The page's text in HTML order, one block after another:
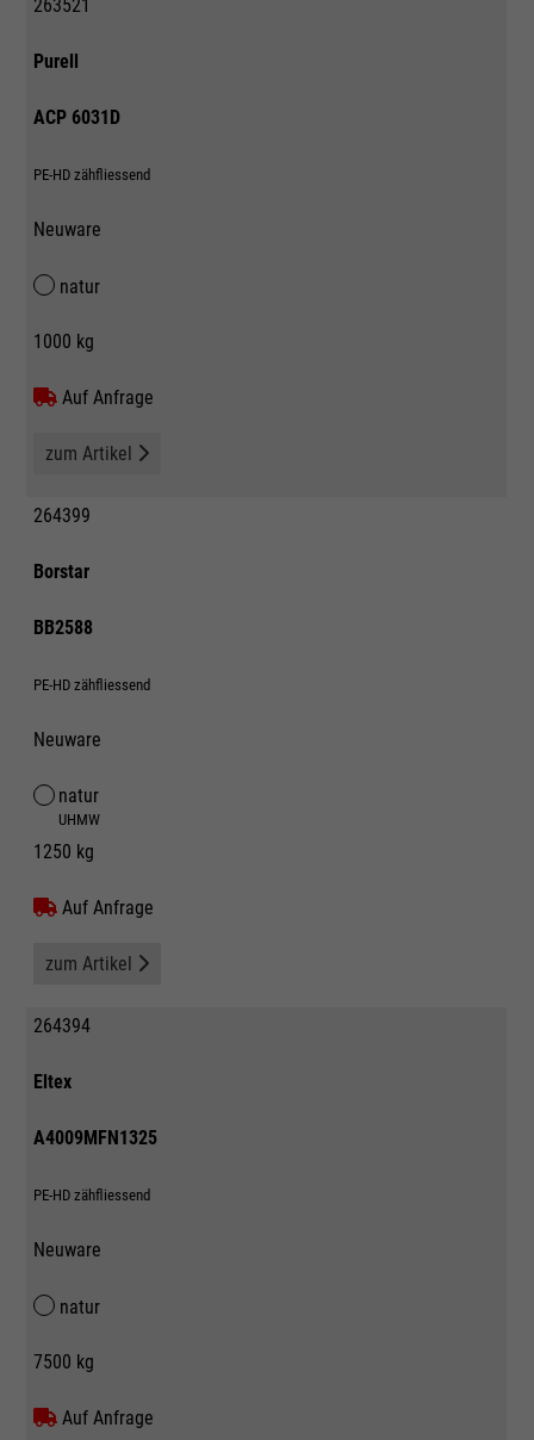
263521
Purell
ACP 6031D
PE-HD zähfliessend
Neuware
natur
1000 kg
Auf Anfrage
zum Artikel
264399
Borstar
BB2588
PE-HD zähfliessend
Neuware
natur
UHMW
1250 kg
Auf Anfrage
zum Artikel
264394
Eltex
A4009MFN1325
PE-HD zähfliessend
Neuware
natur
7500 kg
Auf Anfrage